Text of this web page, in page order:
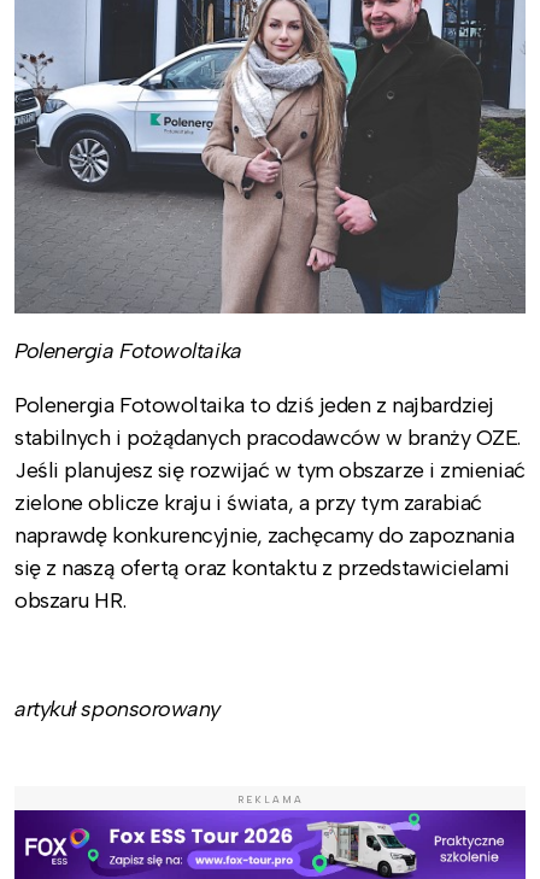
Polenergia Fotowoltaika
Polenergia Fotowoltaika to dziś jeden z najbardziej
stabilnych i pożądanych pracodawców w branży OZE.
Jeśli planujesz się rozwijać w tym obszarze i zmieniać
zielone oblicze kraju i świata, a przy tym zarabiać
naprawdę konkurencyjnie, zachęcamy do zapoznania
się z naszą ofertą oraz kontaktu z przedstawicielami
obszaru HR.
artykuł sponsorowany
REKLAMA